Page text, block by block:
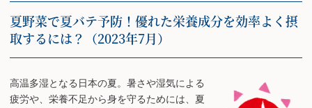
夏野菜で夏バテ予防！優れた栄養成分を効率よく摂
取するには？（2023年7月）
高温多湿となる日本の夏。暑さや湿気による
疲労や、栄養不足から身を守るためには、夏